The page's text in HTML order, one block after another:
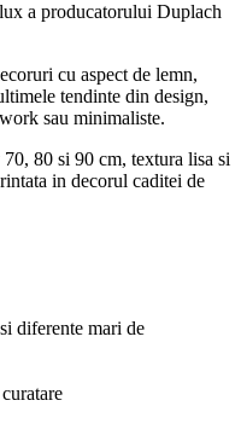
a producatorului Duplach
cu aspect de lemn,
tendinte din design,
sau minimaliste.
80 si 90 cm, textura lisa si
in decorul caditei de
diferente mari de